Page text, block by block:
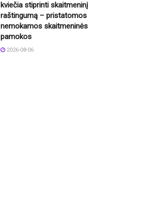
kviečia stiprinti skaitmeninį
raštingumą – pristatomos
nemokamos skaitmeninės
pamokos
2026-08-06